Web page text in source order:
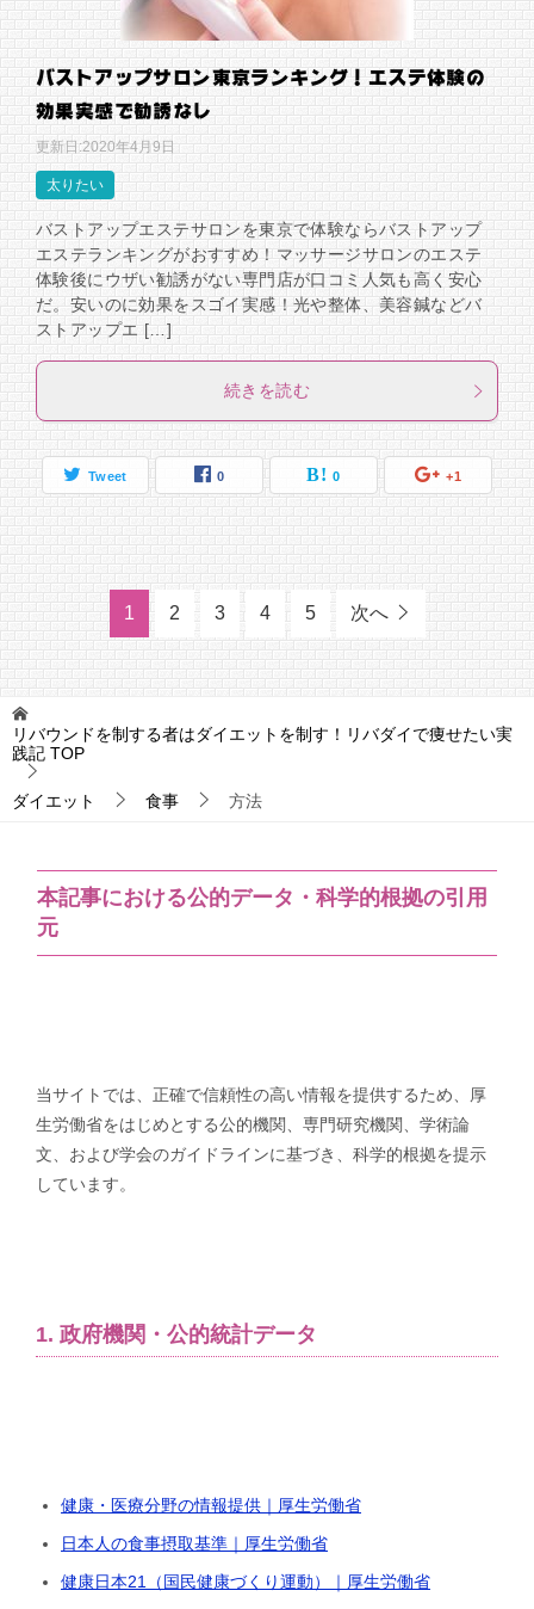
バストアップサロン東京ランキング！エステ体験の
効果実感で勧誘なし
更新日:2020年4月9日
太りたい
バストアップエステサロンを東京で体験ならバストアップ
エステランキングがおすすめ！マッサージサロンのエステ
体験後にウザい勧誘がない専門店が口コミ人気も高く安心
だ。安いのに効果をスゴイ実感！光や整体、美容鍼などバ
ストアップエ […]
続きを読む
Tweet 0 0 +1
1 2 3 4 5 次へ
リバウンドを制する者はダイエットを制す！リバダイで痩せたい実
践記 TOP
ダイエット 食事 方法
本記事における公的データ・科学的根拠の引用
元
当サイトでは、正確で信頼性の高い情報を提供するため、厚
生労働省をはじめとする公的機関、専門研究機関、学術論
文、および学会のガイドラインに基づき、科学的根拠を提示
しています。
1. 政府機関・公的統計データ
健康・医療分野の情報提供｜厚生労働省
日本人の食事摂取基準｜厚生労働省
健康日本21（国民健康づくり運動）｜厚生労働省